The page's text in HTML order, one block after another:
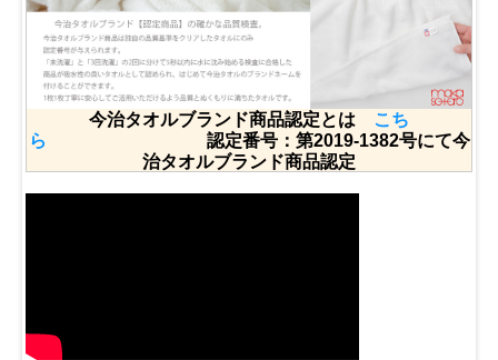
今治タオルブランド商品認定とは
こち
ら 認定番号：第2019-1382号にて今
治タオルブランド商品認定